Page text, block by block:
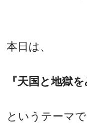
本日は、
『天国と地獄を
というテーマで